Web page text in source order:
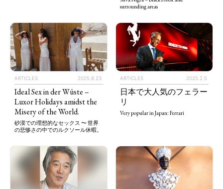
surrounding areas
ARTICLES 2025.8.23
Ideal Sex in der Wüste –
Luxor Holidays amidst the
Misery of the World.
砂漠での理想的なセックス 〜 世界
の悲惨さの中でのルクソール休暇。
ARTICLES 2025.2.5
日本で大人気のフェラー
リ
Very popular in Japan: Ferrari